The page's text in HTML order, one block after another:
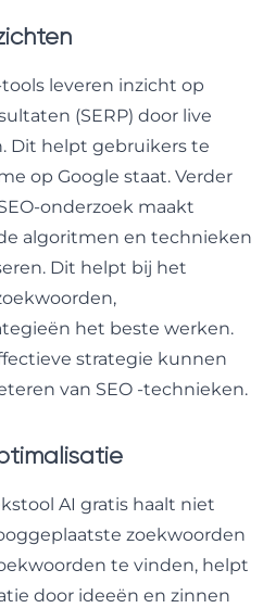
leveren inzicht op
(SERP) door live
Dit helpt gebruikers te
op Google staat. Verder
onderzoek maakt
algoritmen en technieken
Dit helpt bij het
het beste werken.
strategie kunnen
van SEO -technieken.
AI gratis haalt niet
zoekwoorden
te vinden, helpt
door ideeën en zinnen